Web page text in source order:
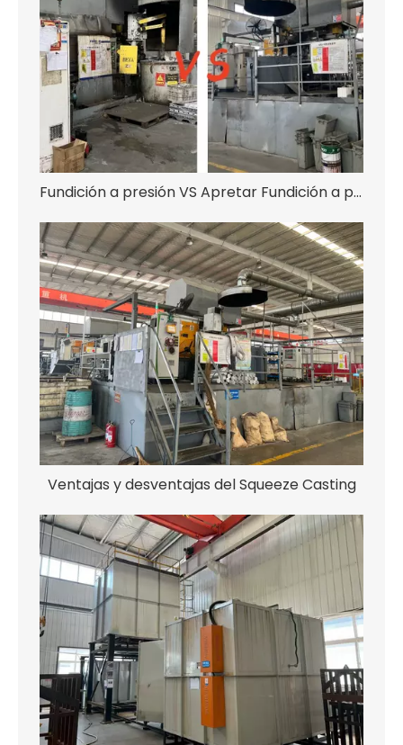
Fundición a presión VS Apretar Fundición a presión
Ventajas y desventajas del Squeeze Casting